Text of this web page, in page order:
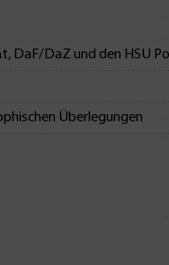
DaF/DaZ und den HSU
Überlegungen